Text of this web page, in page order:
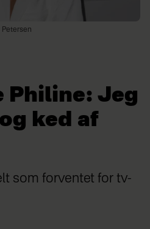
Petersen
Philine: Jeg
ked af
som forventet for tv-